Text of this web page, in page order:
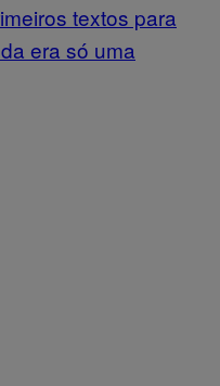
textos para
era só uma